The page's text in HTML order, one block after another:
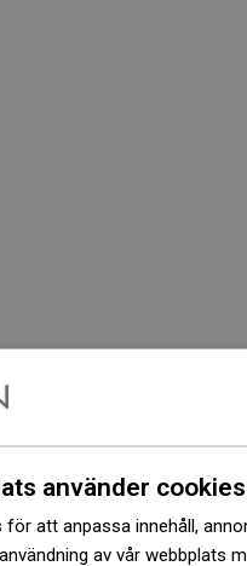
använder cookies
för att anpassa innehåll,
av vår webbplats